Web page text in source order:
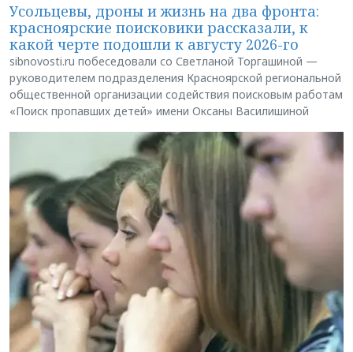
Усольцевы, дроны и жизнь на два фронта:
красноярские поисковики рассказали, к
какой черте подошли к августу 2026-го
sibnovosti.ru побеседовали со Светланой Торгашиной —
руководителем подразделения Красноярской региональной
общественной организации содействия поисковым работам
«Поиск пропавших детей» имени Оксаны Василишиной